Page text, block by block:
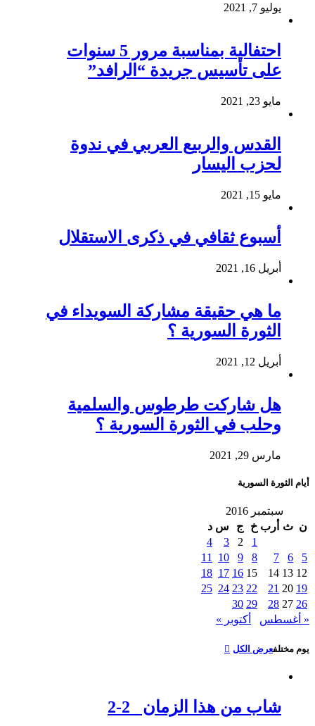
يوليو 7, 2021
احتفالية بمناسبة مرور 5 سنوات
على تأسيس جريدة “الرافد”
مايو 23, 2021
القدس والربيع العربي في ندوة
لحزب اليسار
مايو 15, 2021
أسبوع ثقافي في ذكرى الاستقلال
أبريل 16, 2021
ما هي حقيقة مشاركة السويداء في
الثورة السورية ؟
أبريل 12, 2021
هل شاركت طرطوس والسلمية
وحلب في الثورة السورية ؟
مارس 29, 2021
أيام الثورة السورية
سبتمبر 2016
ن ث أرب خ ج س د
1
2
3
4
5
6
7
8
9
10
11
12
13
14
15
16
17
18
19
20
21
22
23
24
25
26
27
28
29
30
« أغسطس
أكتوبر »
يوم مختلفعرض الكل
شاب من هذا الزمان 2-2